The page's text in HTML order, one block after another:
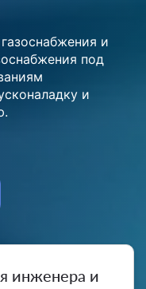
и
под
и
инженера и